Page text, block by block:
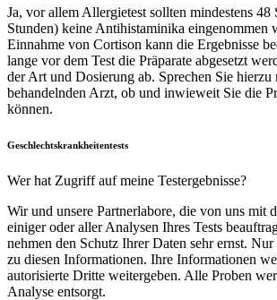
Ja, vor allem Allergietest sollten mindestens 48
Stunden) keine Antihistaminika eingenommen
Einnahme von Cortison kann die Ergebnisse
lange vor dem Test die Präparate abgesetzt
der Art und Dosierung ab. Sprechen Sie hierzu
behandelnden Arzt, ob und inwieweit Sie die
können.
Geschlechtskrankheitentests
Wer hat Zugriff auf meine Testergebnisse?
Wir und unsere Partnerlabore, die von uns mit
einiger oder aller Analysen Ihres Tests
nehmen den Schutz Ihrer Daten sehr ernst.
zu diesen Informationen. Ihre Informationen
autorisierte Dritte weitergeben. Alle Proben
Analyse entsorgt.